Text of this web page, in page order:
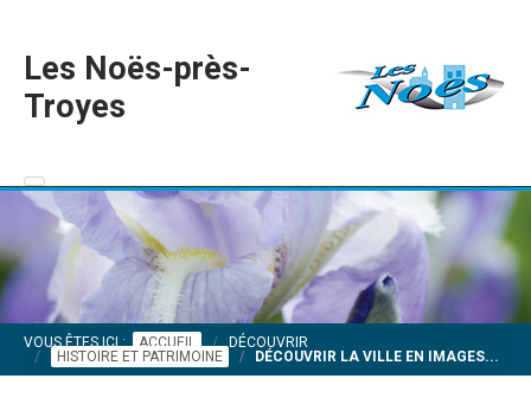
Les Noës-près-
Troyes
VOUS ÊTES ICI : ACCUEIL
DÉCOUVRIR
HISTOIRE ET PATRIMOINE
DÉCOUVRIR LA VILLE EN IMAGES...